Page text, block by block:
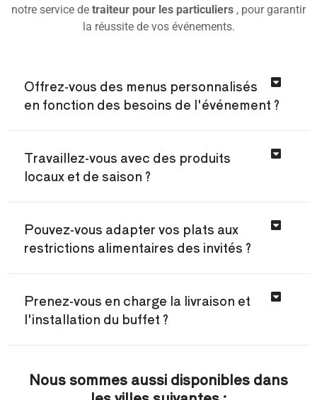
notre service de traiteur pour les particuliers , pour garantir
la réussite de vos événements.
Offrez-vous des menus personnalisés
en fonction des besoins de l'événement ?
Travaillez-vous avec des produits
locaux et de saison ?
Pouvez-vous adapter vos plats aux
restrictions alimentaires des invités ?
Prenez-vous en charge la livraison et
l'installation du buffet ?
Nous sommes aussi disponibles dans